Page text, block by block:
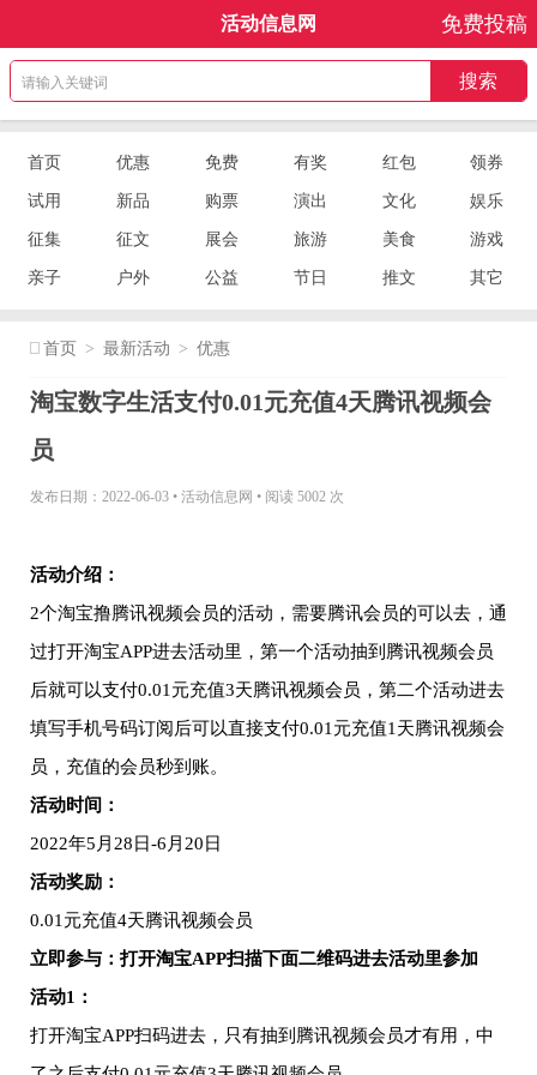
活动信息网 免费投稿
首页 优惠 免费 有奖 红包 领券
试用 新品 购票 演出 文化 娱乐
征集 征文 展会 旅游 美食 游戏
亲子 户外 公益 节日 推文 其它
首页 > 最新活动 > 优惠
淘宝数字生活支付0.01元充值4天腾讯视频会
员
发布日期：2022-06-03 • 活动信息网 • 阅读 5002 次
活动介绍：
2个淘宝撸腾讯视频会员的活动，需要腾讯会员的可以去，通
过打开淘宝APP进去活动里，第一个活动抽到腾讯视频会员
后就可以支付0.01元充值3天腾讯视频会员，第二个活动进去
填写手机号码订阅后可以直接支付0.01元充值1天腾讯视频会
员，充值的会员秒到账。
活动时间：
2022年5月28日-6月20日
活动奖励：
0.01元充值4天腾讯视频会员
立即参与：打开淘宝APP扫描下面二维码进去活动里参加
活动1：
打开淘宝APP扫码进去，只有抽到腾讯视频会员才有用，中